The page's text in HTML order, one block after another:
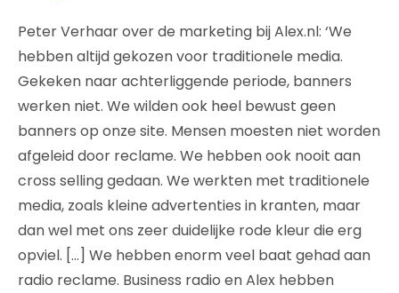
Peter Verhaar over de marketing bij Alex.nl: ‘We
hebben altijd gekozen voor traditionele media.
Gekeken naar achterliggende periode, banners
werken niet. We wilden ook heel bewust geen
banners op onze site. Mensen moesten niet worden
afgeleid door reclame. We hebben ook nooit aan
cross selling gedaan. We werkten met traditionele
media, zoals kleine advertenties in kranten, maar
dan wel met ons zeer duidelijke rode kleur die erg
opviel. […] We hebben enorm veel baat gehad aan
radio reclame. Business radio en Alex hebben